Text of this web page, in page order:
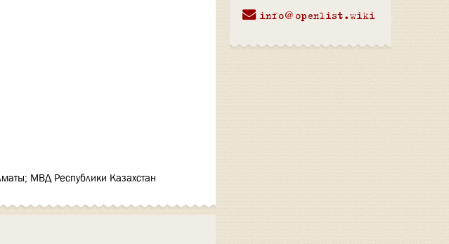
МВД Республики Казахстан
info@openlist.wiki